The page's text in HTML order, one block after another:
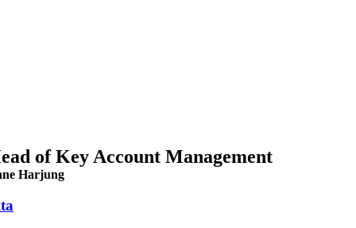
of Key Account Management
Harjung